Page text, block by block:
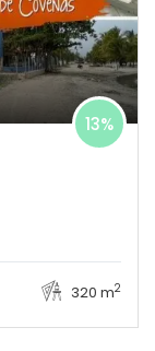
13%
320 m2